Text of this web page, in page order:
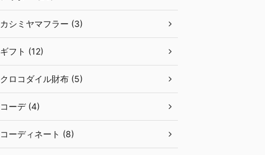
カシミヤマフラー (3)
ギフト (12)
クロコダイル財布 (5)
コーデ (4)
コーディネート (8)